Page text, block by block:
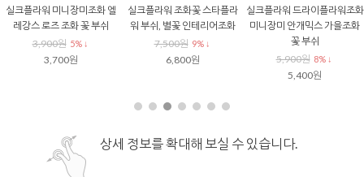
실크플라워 미니장미조화 엘
레강스 로즈 조화 꽃 부쉬
3,900원 5% ↓
3,700원
실크플라워 조화꽃 스타플라
워 부쉬, 별꽃 인테리어조화
7,500원 9% ↓
6,800원
실크플라워 드라이플라워조화
미니장미 안개믹스 가을조화
꽃 부쉬
5,900원 8% ↓
5,400원
상세 정보를 확대해 보실 수 있습니다.